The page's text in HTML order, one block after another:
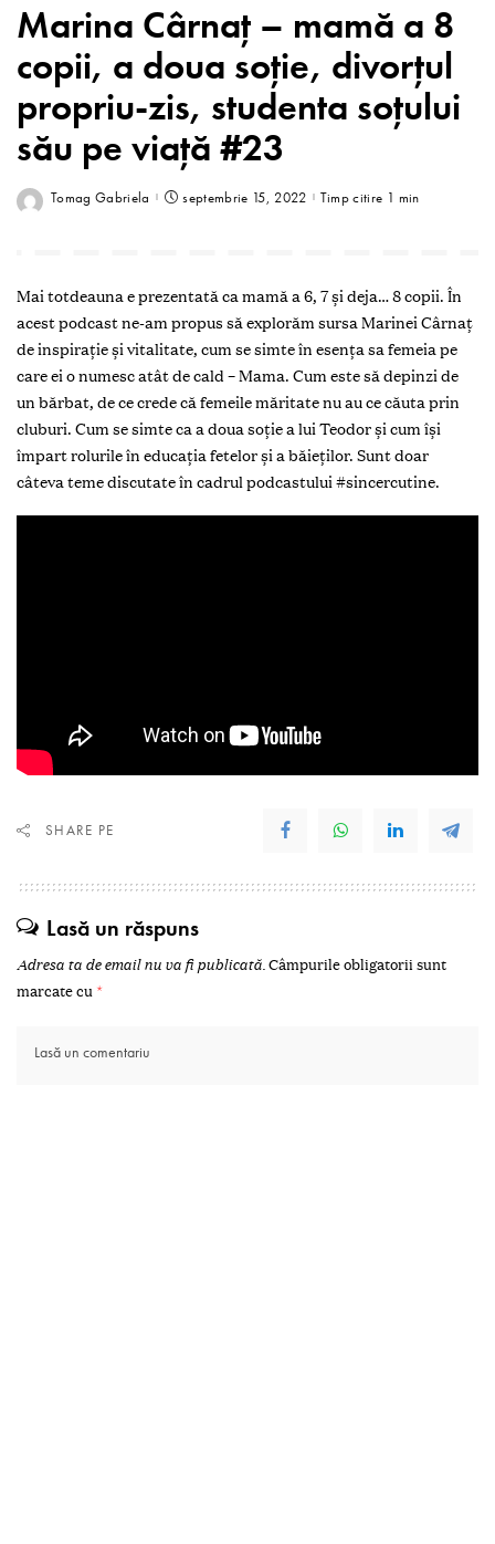
Marina Cârnaț – mamă a 8
copii, a doua soție, divorțul
propriu-zis, studenta soțului
său pe viață #23
Tomag Gabriela septembrie 15, 2022 Timp citire 1 min
Mai totdeauna e prezentată ca mamă a 6, 7 și deja… 8 copii. În
acest podcast ne-am propus să explorăm sursa Marinei Cârnaț
de inspirație și vitalitate, cum se simte în esența sa femeia pe
care ei o numesc atât de cald – Mama. Cum este să depinzi de
un bărbat, de ce crede că femeile măritate nu au ce căuta prin
cluburi. Cum se simte ca a doua soție a lui Teodor și cum își
împart rolurile în educația fetelor și a băieților. Sunt doar
câteva teme discutate în cadrul podcastului #sincercutine.
SHARE PE
Lasă un răspuns
Adresa ta de email nu va fi publicată.Câmpurile obligatorii sunt
marcate cu *